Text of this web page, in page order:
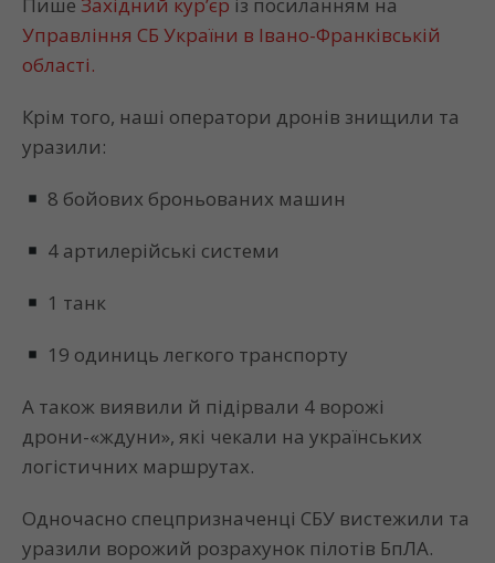
Управління СБ України в Івано-Франківській
області.
Крім того, наші оператори дронів знищили та
уразили:
8 бойових броньованих машин
4 артилерійські системи
1 танк
19 одиниць легкого транспорту
А також виявили й підірвали 4 ворожі
дрони-«ждуни», які чекали на українських
логістичних маршрутах.
Одночасно спецпризначенці СБУ вистежили та
уразили ворожий розрахунок пілотів БпЛА.